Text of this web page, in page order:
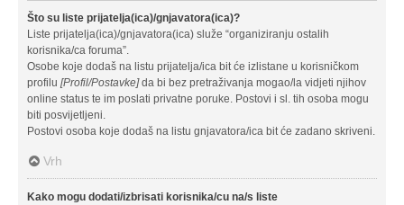
Što su liste prijatelja(ica)/gnjavatora(ica)?
Liste prijatelja(ica)/gnjavatora(ica) služe “organiziranju ostalih
korisnika/ca foruma”.
Osobe koje dodaš na listu prijatelja/ica bit će izlistane u korisničkom
profilu [Profil/Postavke]da bi bez pretraživanja mogao/la vidjeti njihov
online status te im poslati privatne poruke. Postovi i sl. tih osoba mogu
biti posvijetljeni.
Postovi osoba koje dodaš na listu gnjavatora/ica bit će zadano skriveni.
Vrh
Kako mogu dodati/izbrisati korisnika/cu na/s liste